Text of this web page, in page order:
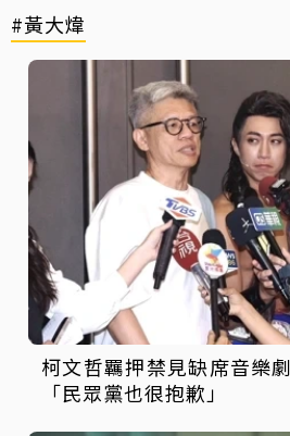
#黃大煒
柯文哲羈押禁見缺席音樂
「民眾黨也很抱歉」